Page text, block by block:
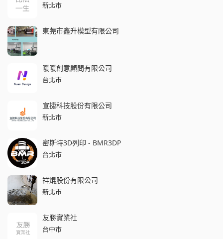
新北市
東莞市鑫升模型有限公司
暖暖創意顧問有限公司
台北市
宣捷科技股份有限公司
新北市
密斯特3D列印 - BMR3DP
台北市
祥焜股份有限公司
新北市
友勝實業社
台中市